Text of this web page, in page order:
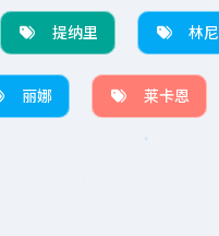
提纳里 林尼
丽娜 莱卡恩